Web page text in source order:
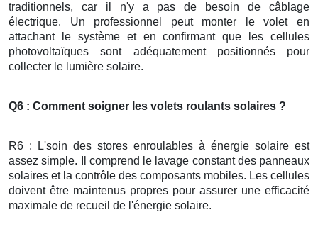
traditionnels, car il n'y a pas de besoin de câblage
électrique. Un professionnel peut monter le volet en
attachant le système et en confirmant que les cellules
photovoltaïques sont adéquatement positionnés pour
collecter le lumière solaire.
Q6 : Comment soigner les volets roulants solaires ?
R6 : L'soin des stores enroulables à énergie solaire est
assez simple. Il comprend le lavage constant des panneaux
solaires et la contrôle des composants mobiles. Les cellules
doivent être maintenus propres pour assurer une efficacité
maximale de recueil de l'énergie solaire.